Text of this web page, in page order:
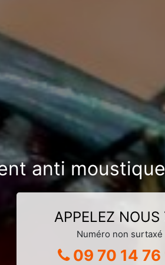
anti
APPELEZ
Numéro non surtaxé
09 70 14 76